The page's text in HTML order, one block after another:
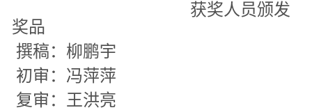
获奖人员颁发
奖品
撰稿：柳鹏宇
初审：冯萍萍
复审：王洪亮